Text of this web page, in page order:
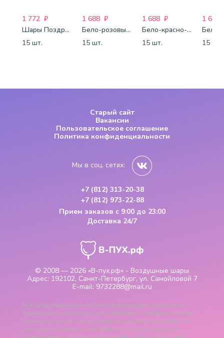
1 772 ₽
Шары Поздравления
15 шт.
1 688 ₽
Бело-розовые шары-пастель
15 шт.
1 688 ₽
Бело-красно-розовые шары-пастель
15 шт.
1 688
15 шт.
© 2008 — 2026 «В-пух.рф» - Воздушные шары
Адрес: 192102, Санкт-Петербург, ул. Самойловой 7
E-mail: 9732288@mail.ru
Старый сайт
Вакансии
Пользовательское соглашение
Политика конфиденциальности
Мы в соц. сетях:
+7 (812) 313-20-38
+7 (812) 973-22-88
Прием заказов с 9:00 до 23:00
Доставка 24/7
Вся представленная на сайте информация о продукции
(параметры, характеристики, цветовые сочетания, а также
стоимость), носит только информационный характер и ни
при каких условиях не является публичной офертой,